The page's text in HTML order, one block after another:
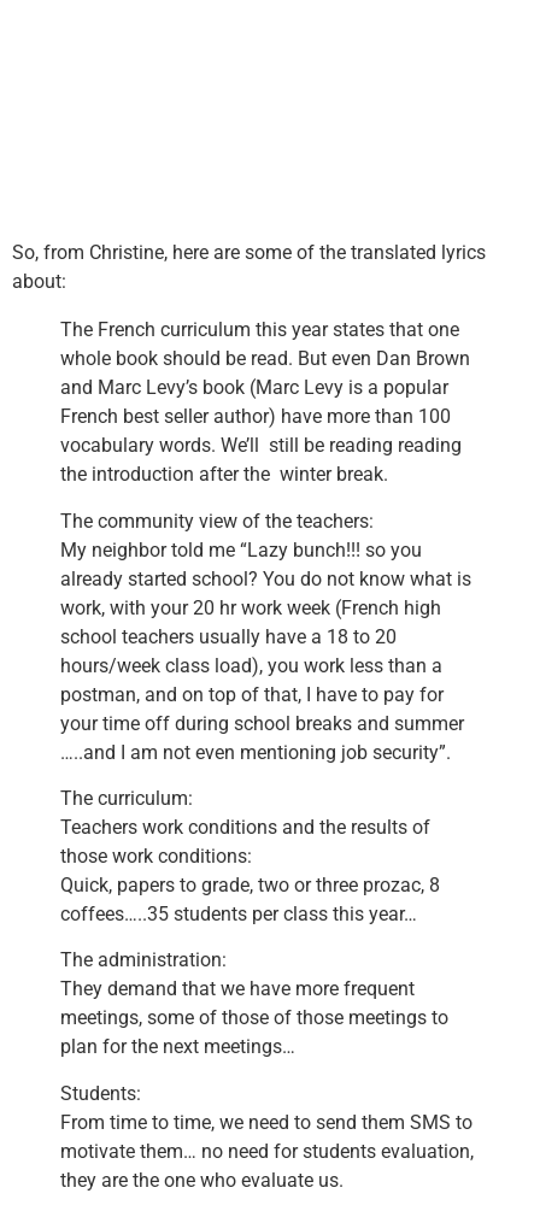
So, from Christine, here are some of the translated lyrics
about:
The French curriculum this year states that one
whole book should be read. But even Dan Brown
and Marc Levy’s book (Marc Levy is a popular
French best seller author) have more than 100
vocabulary words. We’ll still be reading reading
the introduction after the winter break.
The community view of the teachers:
My neighbor told me “Lazy bunch!!! so you
already started school? You do not know what is
work, with your 20 hr work week (French high
school teachers usually have a 18 to 20
hours/week class load), you work less than a
postman, and on top of that, I have to pay for
your time off during school breaks and summer
…..and I am not even mentioning job security”.
The curriculum:
Teachers work conditions and the results of
those work conditions:
Quick, papers to grade, two or three prozac, 8
coffees…..35 students per class this year…
The administration:
They demand that we have more frequent
meetings, some of those of those meetings to
plan for the next meetings…
Students:
From time to time, we need to send them SMS to
motivate them… no need for students evaluation,
they are the one who evaluate us.